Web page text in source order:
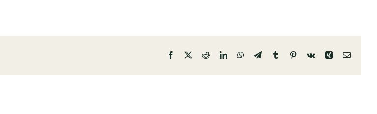
Facebook
X RedditLinkedInWhatsApp
TelegramTumblrPinterest
Vk Xing Email